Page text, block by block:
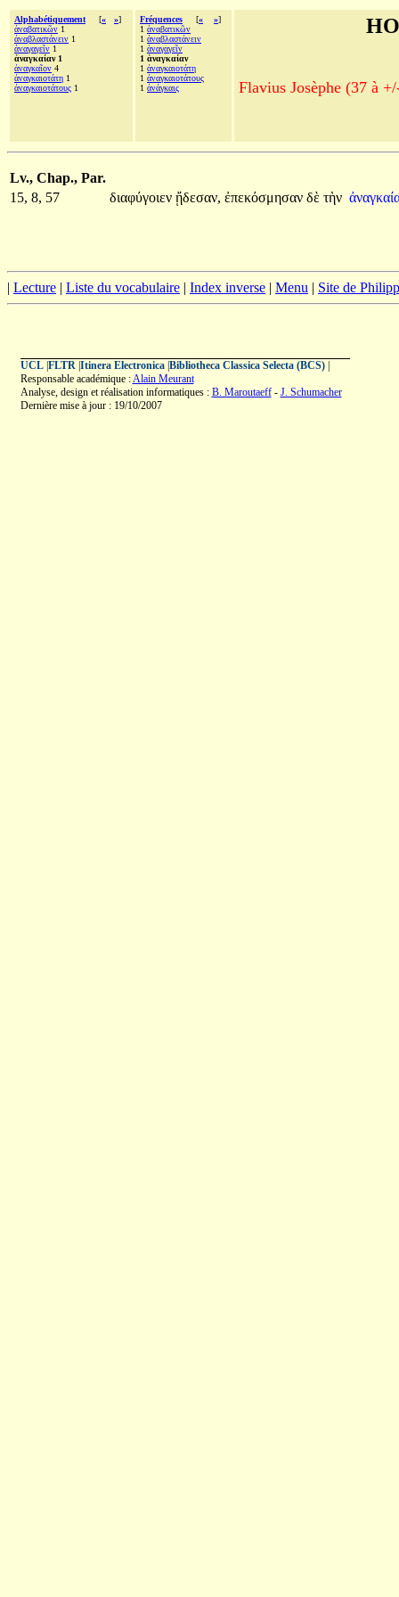
Alphabétiquement [« »]
ἀναβατικῶν 1
ἀναβλαστάνειν 1
ἀναγαγεῖν 1
ἀναγκαίαν 1
ἀναγκαῖον 4
ἀναγκαιοτάτη 1
ἀναγκαιοτάτους 1
Fréquences [« »]
1 ἀναβατικῶν
1 ἀναβλαστάνειν
1 ἀναγαγεῖν
1 ἀναγκαίαν
1 ἀναγκαιοτάτη
1 ἀναγκαιοτάτους
1 ἀνάγκαις Flavius Josèphe (37 à
Lv., Chap., Par.
15, 8, 57
διαφύγοιεν ᾔδεσαν, ἐπεκόσμησαν δὲ τὴν
| Lecture | Liste du vocabulaire | Index inverse | Menu | Site de
UCL| FLTR| Itinera Electronica| Bibliotheca Classica Selecta (BCS)|
Responsable académique :Alain Meurant
Analyse, design et réalisation informatiques : B. Maroutaeff- J. Schumacher
Dernière mise à jour : 19/10/2007